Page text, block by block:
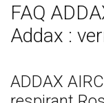
FAQ
Addax :
ADDAX